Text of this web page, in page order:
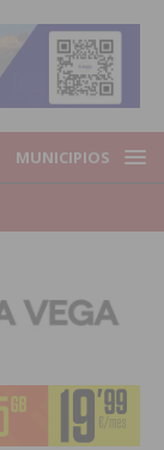
MUNICIPIOS